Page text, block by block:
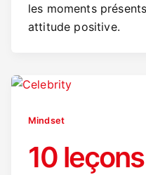
les moments
attitude positive.
Mindset
10